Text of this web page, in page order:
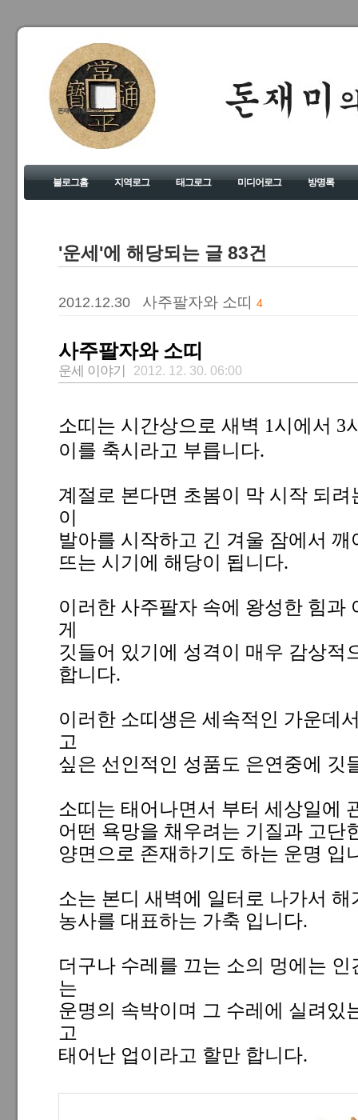
돈재미의 좋은 세상
블로그홈 지역로그 태그로그 미디어로그 방명록
'운세'에 해당되는 글 83건
2012.12.30 사주팔자와 소띠 4
사주팔자와 소띠
운세 이야기 2012. 12. 30. 06:00
소띠는 시간상으로 새벽 1시에서 3
이를 축시라고 부릅니다.
계절로 본다면 초봄이 막 시작 되
이
발아를 시작하고 긴 겨울 잠에서
뜨는 시기에 해당이 됩니다.
이러한 사주팔자 속에 왕성한 힘과
게
깃들어 있기에 성격이 매우 감상적
합니다.
이러한 소띠생은 세속적인 가운데
고
싶은 선인적인 성품도 은연중에 깃
소띠는 태어나면서 부터 세상일에
어떤 욕망을 채우려는 기질과 고단
양면으로 존재하기도 하는 운명 입
소는 본디 새벽에 일터로 나가서
농사를 대표하는 가축 입니다.
더구나 수레를 끄는 소의 멍에는
는
운명의 속박이며 그 수레에 실려있
고
태어난 업이라고 할만 합니다.